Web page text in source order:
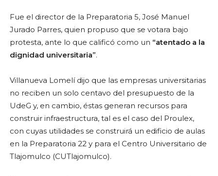
Fue el director de la Preparatoria 5, José Manuel
Jurado Parres, quien propuso que se votara bajo
protesta, ante lo que calificó como un “atentado a la
dignidad universitaria”.
Villanueva Lomelí dijo que las empresas universitarias
no reciben un solo centavo del presupuesto de la
UdeG y, en cambio, éstas generan recursos para
construir infraestructura, tal es el caso del Proulex,
con cuyas utilidades se construirá un edificio de aulas
en la Preparatoria 22 y para el Centro Universitario de
Tlajomulco (CUTlajomulco).